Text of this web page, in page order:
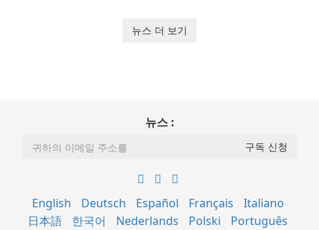
뉴스 더 보기
뉴스 :
English Deutsch Español Français
Italiano
日本語
한국어 Nederlands Polski
Português